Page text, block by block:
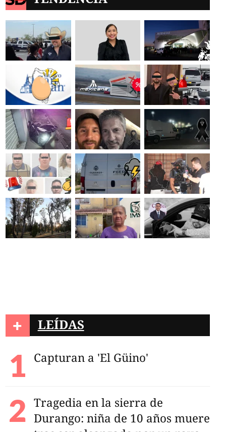
+ LEÍDAS
Capturan a 'El Güino'
Tragedia en la sierra de
Durango: niña de 10 años muere